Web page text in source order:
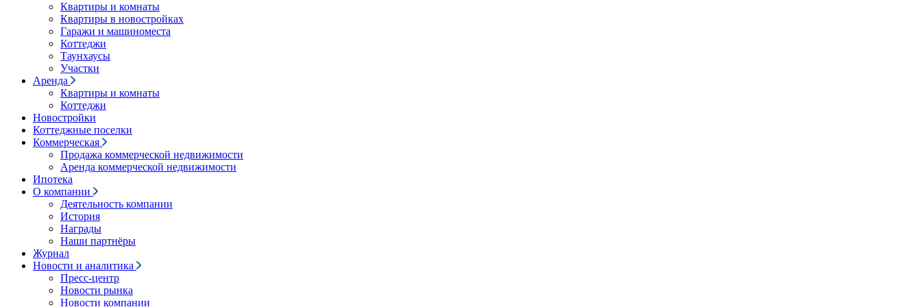
Квартиры и комнаты
Квартиры в новостройках
Гаражи и машиноместа
Коттеджи
Таунхаусы
Участки
Аренда
Квартиры и комнаты
Коттеджи
Новостройки
Коттеджные поселки
Коммерческая
Продажа коммерческой недвижимости
Аренда коммерческой недвижимости
Ипотека
О компании
Деятельность компании
История
Награды
Наши партнёры
Журнал
Новости и аналитика
Пресс-центр
Новости рынка
Новости компании